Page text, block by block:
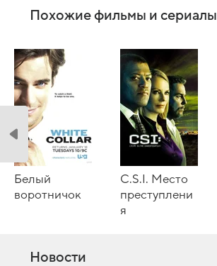
Похожие фильмы и сериалы
Белый
воротничок
C.S.I. Место
преступлени
я
Новости